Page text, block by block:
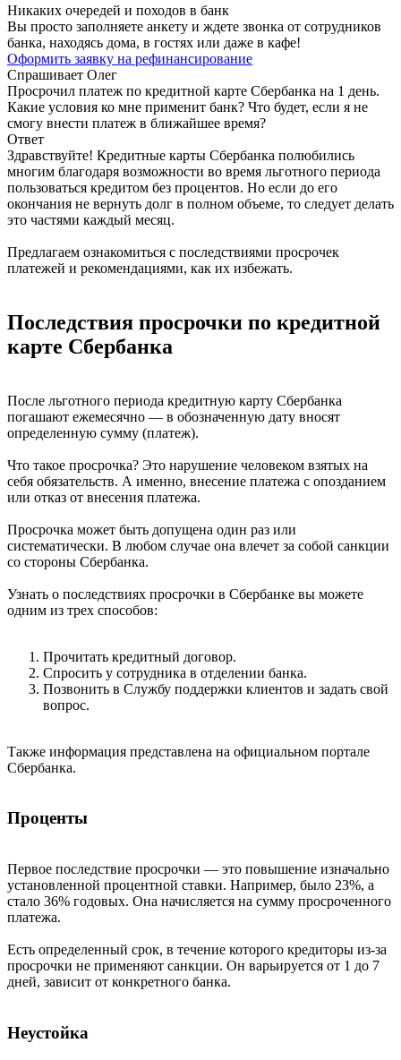
Никаких очередей и походов в банк
Вы просто заполняете анкету и ждете звонка от сотрудников
банка, находясь дома, в гостях или даже в кафе!
Оформить заявку на рефинансирование
Спрашивает Олег
Просрочил платеж по кредитной карте Сбербанка на 1 день.
Какие условия ко мне применит банк? Что будет, если я не
смогу внести платеж в ближайшее время?
Ответ
Здравствуйте! Кредитные карты Сбербанка полюбились
многим благодаря возможности во время льготного периода
пользоваться кредитом без процентов. Но если до его
окончания не вернуть долг в полном объеме, то следует делать
это частями каждый месяц.
Предлагаем ознакомиться с последствиями просрочек
платежей и рекомендациями, как их избежать.
Последствия просрочки по кредитной
карте Сбербанка
После льготного периода кредитную карту Сбербанка
погашают ежемесячно — в обозначенную дату вносят
определенную сумму (платеж).
Что такое просрочка? Это нарушение человеком взятых на
себя обязательств. А именно, внесение платежа с опозданием
или отказ от внесения платежа.
Просрочка может быть допущена один раз или
систематически. В любом случае она влечет за собой санкции
со стороны Сбербанка.
Узнать о последствиях просрочки в Сбербанке вы можете
одним из трех способов:
Прочитать кредитный договор.
Спросить у сотрудника в отделении банка.
Позвонить в Службу поддержки клиентов и задать свой
вопрос.
Также информация представлена на официальном портале
Сбербанка.
Проценты
Первое последствие просрочки — это повышение изначально
установленной процентной ставки. Например, было 23%, а
стало 36% годовых. Она начисляется на сумму просроченного
платежа.
Есть определенный срок, в течение которого кредиторы из-за
просрочки не применяют санкции. Он варьируется от 1 до 7
дней, зависит от конкретного банка.
Неустойка